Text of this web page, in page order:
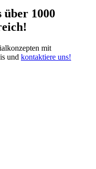
über 1000
mit
und kontaktiere uns!